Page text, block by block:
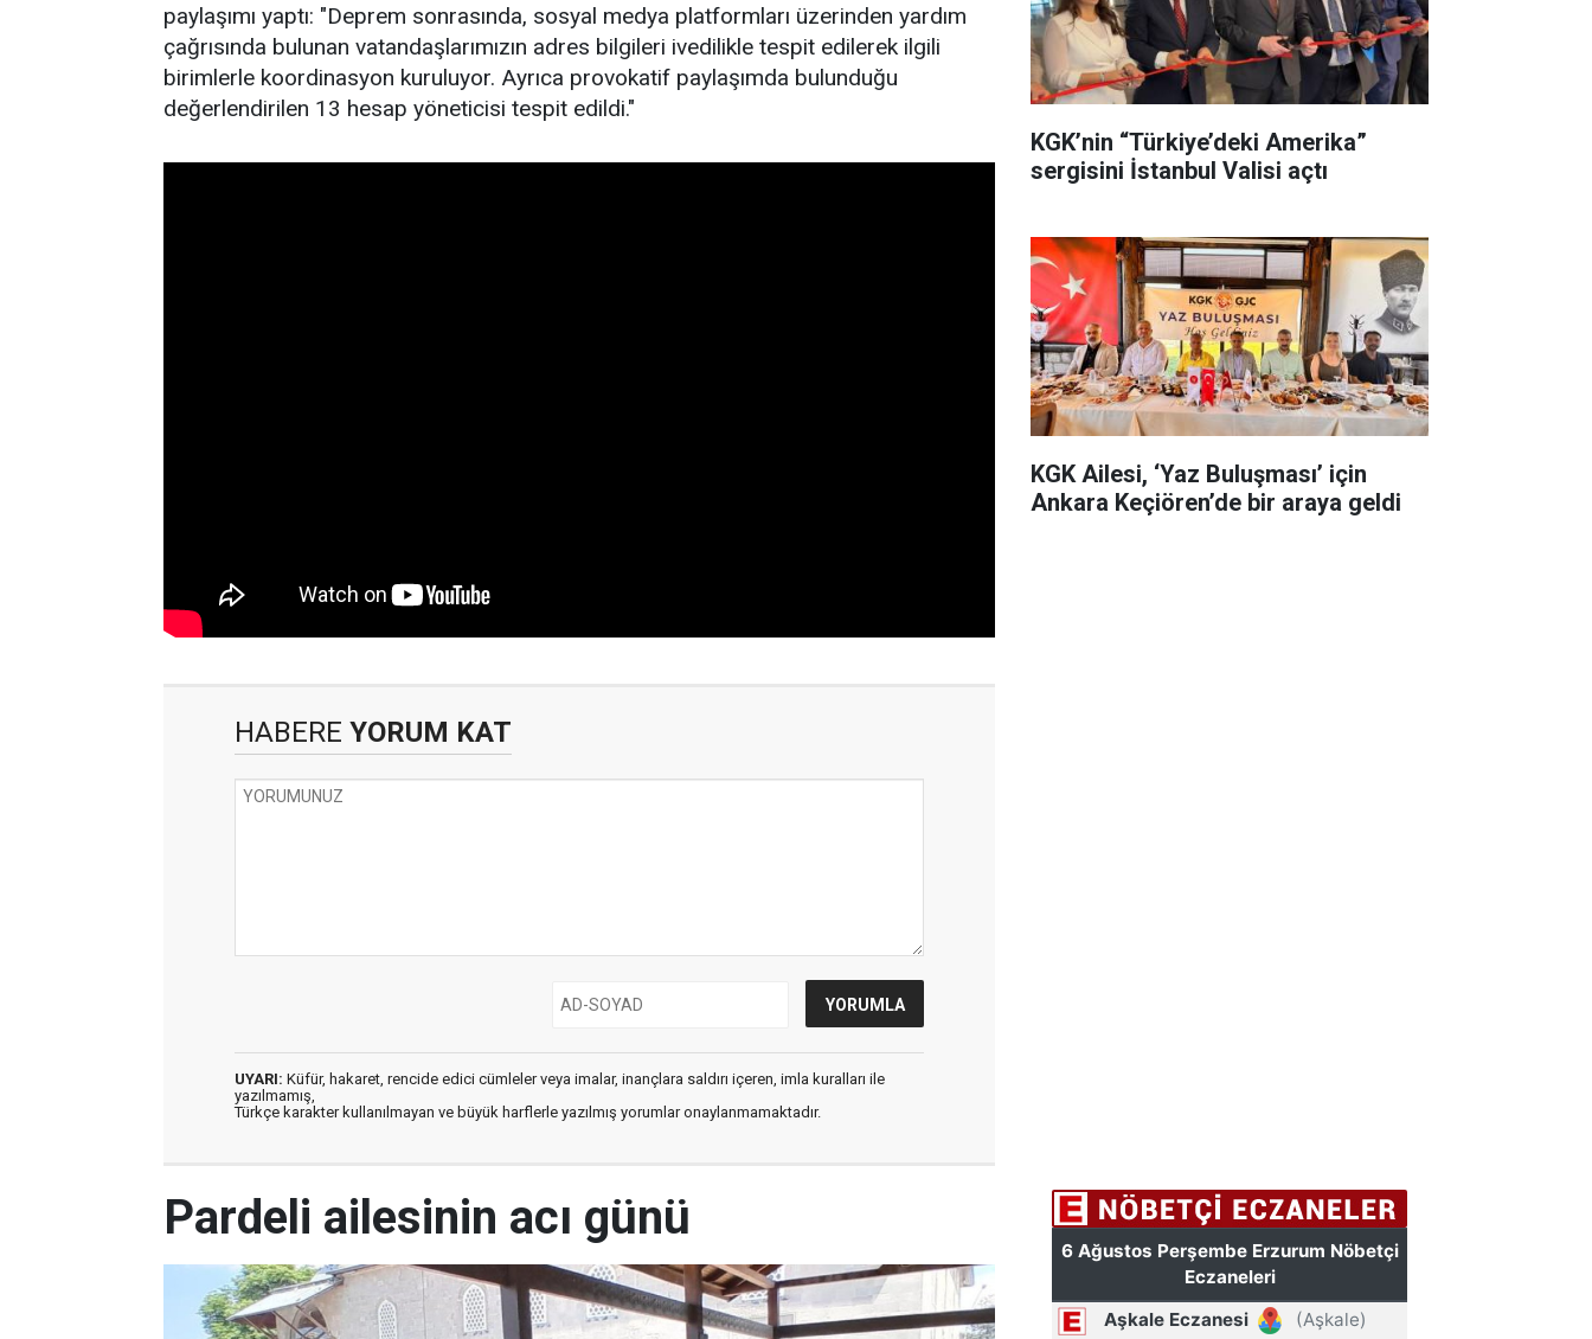
paylaşımı yaptı: "Deprem sonrasında, sosyal medya platformları üzerinden yardım
çağrısında bulunan vatandaşlarımızın adres bilgileri ivedilikle tespit edilerek ilgili
birimlerle koordinasyon kuruluyor. Ayrıca provokatif paylaşımda bulunduğu
değerlendirilen 13 hesap yöneticisi tespit edildi."
HABERE YORUM KAT
UYARI: Küfür, hakaret, rencide edici cümleler veya imalar, inançlara saldırı içeren, imla kuralları ile
yazılmamış,
Türkçe karakter kullanılmayan ve büyük harflerle yazılmış yorumlar onaylanmamaktadır.
KGK’nin “Türkiye’deki Amerika”
sergisini İstanbul Valisi açtı
KGK Ailesi, ‘Yaz Buluşması’ için
Ankara Keçiören’de bir araya geldi
Pardeli ailesinin acı günü